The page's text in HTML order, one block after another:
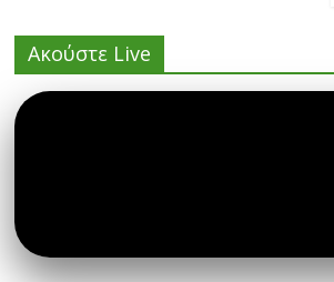
Ακούστε Live